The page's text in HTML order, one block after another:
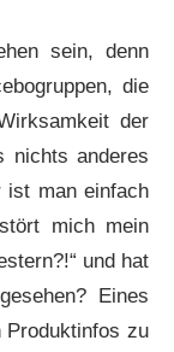
sein, denn
die
der
nichts anderes
ist man einfach
mich mein
und hat
Eines
Produktinfos zu